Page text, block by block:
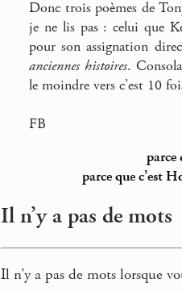
Donc trois poèmes de
je ne lis pas : celui que
pour son assignation
anciennes histoires.
le moindre vers c’est 10
FB
parce
parce que c’est
Il n’y a pas de mots
Il n’y a pas de mots lorsque